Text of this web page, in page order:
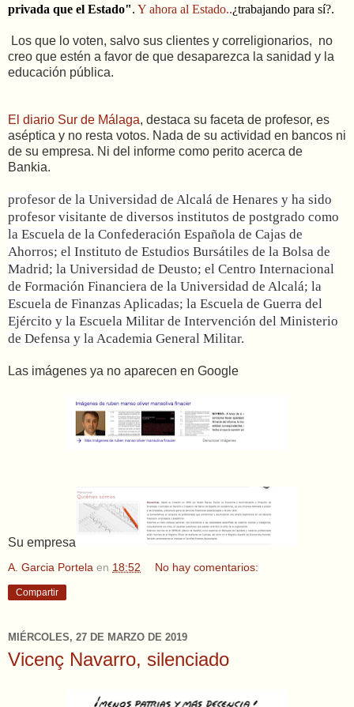
privada que el Estado". Y ahora al Estado..¿trabajando para sí?.
Los que lo voten, salvo sus clientes y correligionarios, no
creo que estén a favor de que desaparezca la sanidad y la
educación pública.
El diario Sur de Málaga, destaca su faceta de profesor, es
aséptica y no resta votos. Nada de su actividad en bancos ni
de su empresa. Ni del informe como perito acerca de
Bankia.
profesor de la Universidad de Alcalá de Henares y ha sido
profesor visitante de diversos institutos de postgrado como
la Escuela de la Confederación Española de Cajas de
Ahorros; el Instituto de Estudios Bursátiles de la Bolsa de
Madrid; la Universidad de Deusto; el Centro Internacional
de Formación Financiera de la Universidad de Alcalá; la
Escuela de Finanzas Aplicadas; la Escuela de Guerra del
Ejército y la Escuela Militar de Intervención del Ministerio
de Defensa y la Academia General Militar.
Las imágenes ya no aparecen en Google
Su empresa
A. Garcia Portela en 18:52 No hay comentarios:
Compartir
MIÉRCOLES, 27 DE MARZO DE 2019
Vicenç Navarro, silenciado